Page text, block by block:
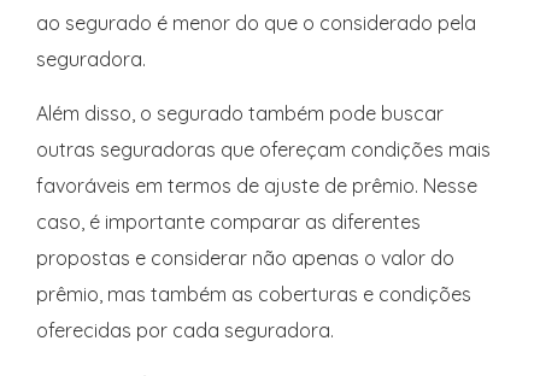
ao segurado é menor do que o considerado pela
seguradora.
Além disso, o segurado também pode buscar
outras seguradoras que ofereçam condições mais
favoráveis em termos de ajuste de prêmio. Nesse
caso, é importante comparar as diferentes
propostas e considerar não apenas o valor do
prêmio, mas também as coberturas e condições
oferecidas por cada seguradora.